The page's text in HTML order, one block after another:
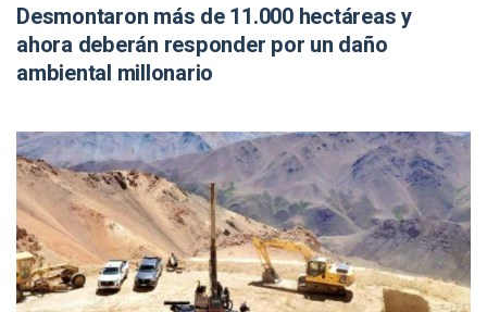
Desmontaron más de 11.000 hectáreas y
ahora deberán responder por un daño
ambiental millonario